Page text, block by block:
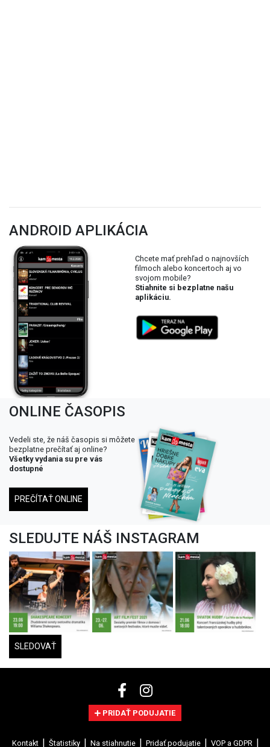
ANDROID APLIKÁCIA
Chcete mať prehľad o najnovších
filmoch alebo koncertoch aj vo
svojom mobile?
Stiahnite si bezplatne našu
aplikáciu.
ONLINE ČASOPIS
Vedeli ste, že náš časopis si môžete
bezplatne prečítať aj online?
Všetky vydania su pre vás
dostupné
PREČÍTAŤ ONLINE
SLEDUJTE NÁŠ INSTAGRAM
SLEDOVAŤ
PRIDAŤ PODUJATIE
Kontakt Štatistiky Na stiahnutie Pridať podujatie VOP a GDPR